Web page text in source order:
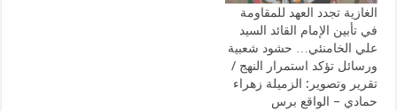
الغازية تجدد العهد للمقاومة
في تأبين الإمام القائد السيد
علي الخامنئي… حشود شعبية
ورسائل تؤكد استمرار النهج /
تقرير وتصوير: الزميلة زهراء
حمادي – الواقع برس